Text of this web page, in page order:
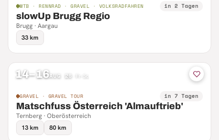
MTB · RENNRAD · GRAVEL · VOLKSRADFAHREN in 2 Tagen
slowUp Brugg Regio
Brugg · Aargau
33 km
14–16AUG 26 Fr–So
GRAVEL · GRAVEL TOUR in 7 Tagen
Matschfuss Österreich 'Almauftrieb'
Ternberg · Oberösterreich
13 km
80 km